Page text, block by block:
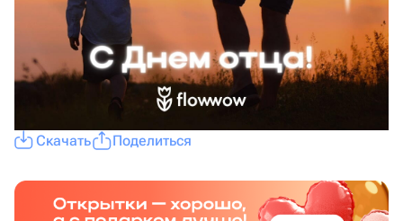
Скачать Поделиться